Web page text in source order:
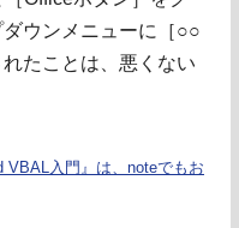
ウンメニューに［○○
たことは、悪くない
入門』は、noteでもお